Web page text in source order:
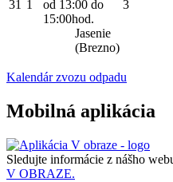
31 1
od 13:00 do
15:00hod.
Jasenie
(Brezno)
3
Kalendár zvozu odpadu
Mobilná aplikácia
Sledujte informácie z nášho
V OBRAZE.